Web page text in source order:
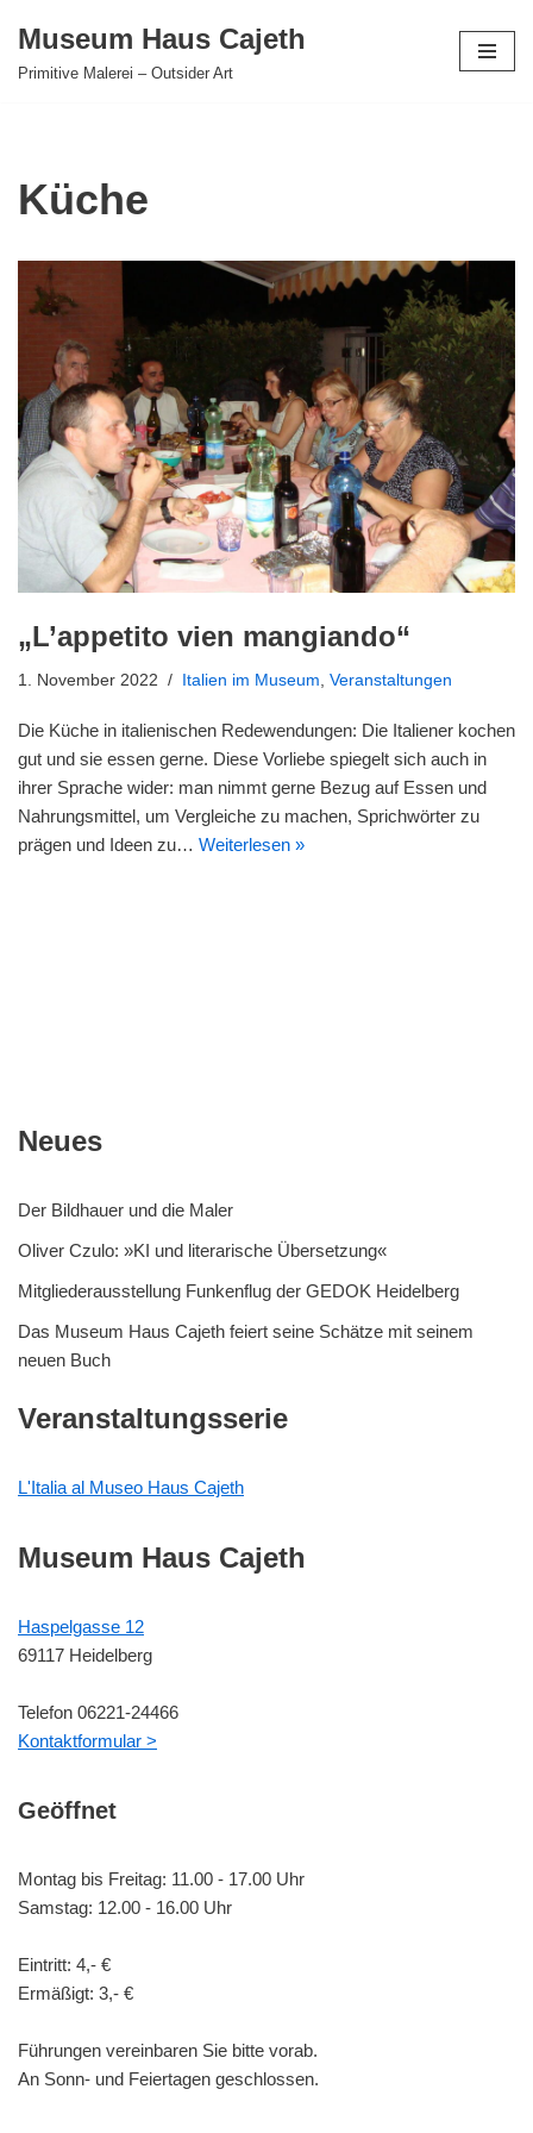
Zum
Museum Haus Cajeth
Primitive Malerei – Outsider Art
Küche
„L’appetito vien mangiando“
1. November 2022 Italien im Museum Veranstaltungen
Die Küche in italienischen Redewendungen: Die Italiener kochen
gut und sie essen gerne. Diese Vorliebe spiegelt sich auch in
ihrer Sprache wider: man nimmt gerne Bezug auf Essen und
Nahrungsmittel, um Vergleiche zu machen, Sprichwörter zu
prägen und Ideen zu… Weiterlesen »
Neues
Der Bildhauer und die Maler
Oliver Czulo: »KI und literarische Übersetzung«
Mitgliederausstellung Funkenflug der GEDOK Heidelberg
Das Museum Haus Cajeth feiert seine Schätze mit seinem
neuen Buch
Veranstaltungsserie
L'Italia al Museo Haus Cajeth
Museum Haus Cajeth
Haspelgasse 12
69117 Heidelberg
Telefon 06221-24466
Kontaktformular >
Geöffnet
Montag bis Freitag: 11.00 - 17.00 Uhr
Samstag: 12.00 - 16.00 Uhr
Eintritt: 4,- €
Ermäßigt: 3,- €
Führungen vereinbaren Sie bitte vorab.
An Sonn- und Feiertagen geschlossen.